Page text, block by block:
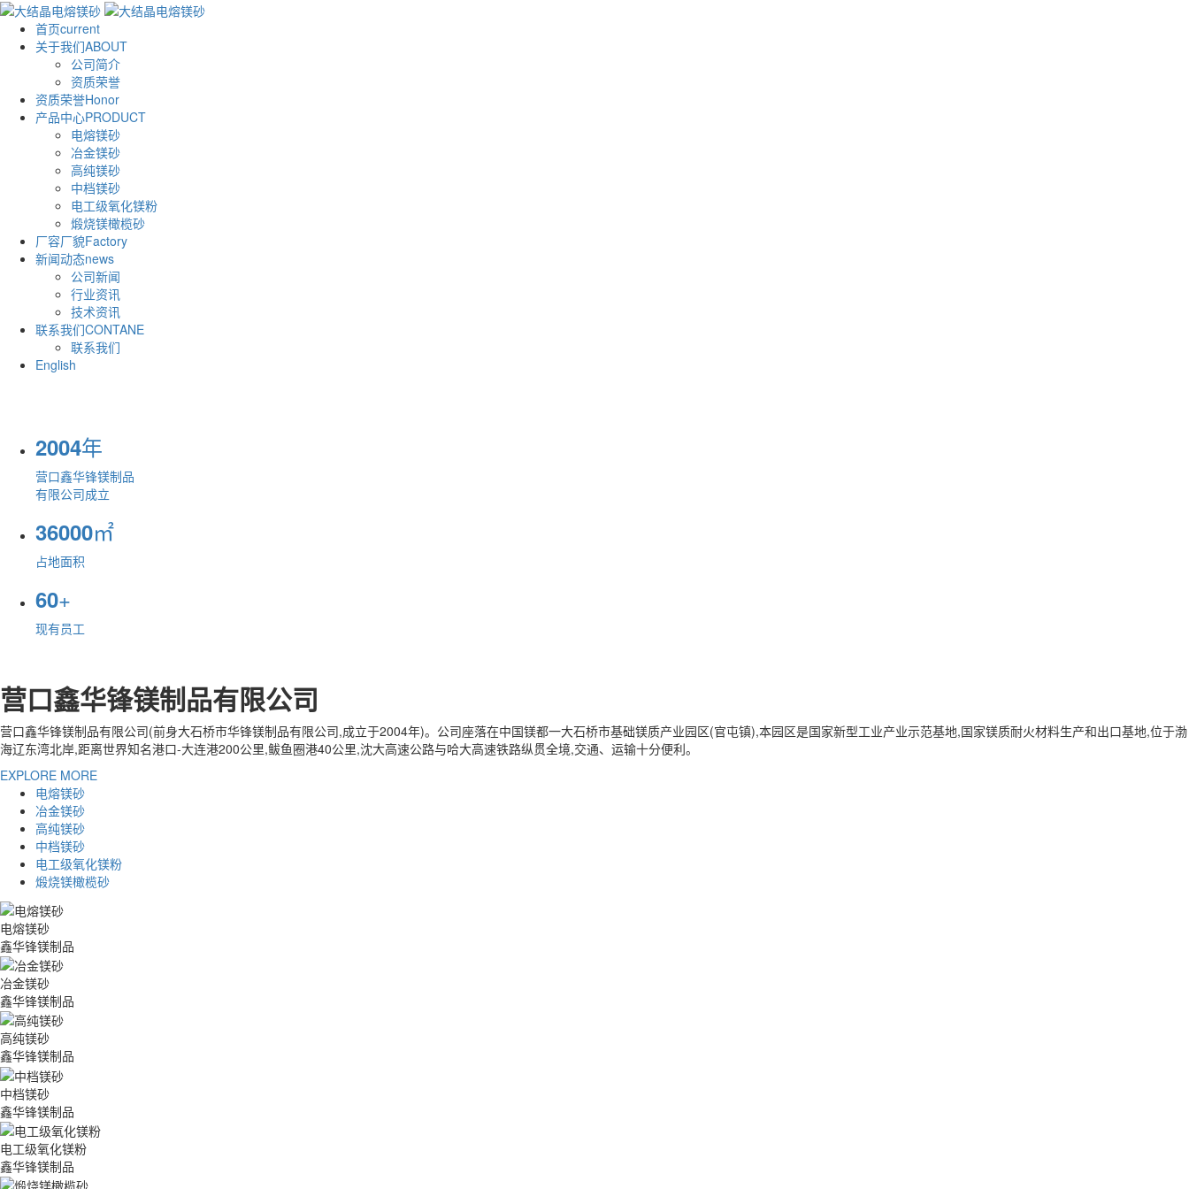
首页current
关于我们ABOUT
公司简介
资质荣誉
资质荣誉Honor
产品中心PRODUCT
电熔镁砂
冶金镁砂
高纯镁砂
中档镁砂
电工级氧化镁粉
煅烧镁橄榄砂
厂容厂貌Factory
新闻动态news
公司新闻
行业资讯
技术资讯
联系我们CONTANE
联系我们
English
2004年
营口鑫华锋镁制品
有限公司成立
36000㎡
占地面积
60+
现有员工
营口鑫华锋镁制品有限公司
营口鑫华锋镁制品有限公司(前身大石桥市华锋镁制品有限公司,成立于2004年)。公司座落在中国镁都一大石桥市基础镁质产业园区(官屯镇),本园区是国家新型工业产业示范基地,国家镁质耐火材料生产和出口基地,位于渤
海辽东湾北岸,距离世界知名港口-大连港200公里,鲅鱼圈港40公里,沈大高速公路与哈大高速铁路纵贯全境,交通、运输十分便利。
EXPLORE MORE
电熔镁砂
冶金镁砂
高纯镁砂
中档镁砂
电工级氧化镁粉
煅烧镁橄榄砂
电熔镁砂
鑫华锋镁制品
冶金镁砂
鑫华锋镁制品
高纯镁砂
鑫华锋镁制品
中档镁砂
鑫华锋镁制品
电工级氧化镁粉
鑫华锋镁制品